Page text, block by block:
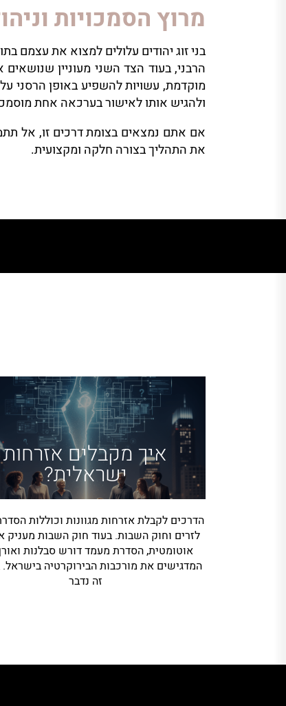
מרוץ הסמכויות
בני זוג יהודים עלולים למצוא את עצמם
הרבני, בעוד הצד השני מעוניין
מוקדמת, עשויות להשפיע באופן הרסני
ולהגיש אותו לאישור בערכאה אחת
אם אתם נמצאים בצומת דרכים זו, אל
את התהליך בצורה חלקה ומקצועית.
איך מקבלים אזרחות
ישראלית?
הדרכים לקבלת אזרחות מגוונות וכוללות
לזרים וחוק השבות. בעוד חוק השבות מעניק
אוטומטית, הסדרת מעמד דורש סבלנות
המדגישים את מורכבות הבירוקרטיה
זה נדבר